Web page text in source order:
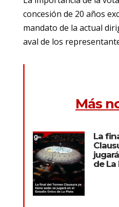
concesión de 20 años
mandato de la actual
aval de los
Más
La
de La